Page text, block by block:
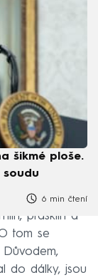
šikmé ploše.
6 min čtení
prasklin a
tom se
do dálky, jsou